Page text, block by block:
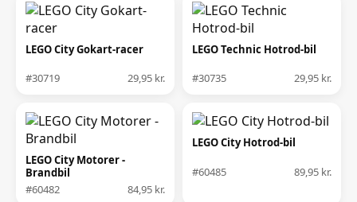
LEGO City Gokart-racer
#30719 29,95 kr.
LEGO Technic Hotrod-bil
#30735 29,95 kr.
LEGO City Motorer -
Brandbil
#60482
84,95 kr.
LEGO City Hotrod-bil
#60485 89,95 kr.